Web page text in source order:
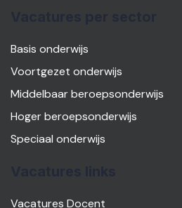
Basis onderwijs
Voortgezet onderwijs
Middelbaar beroepsonderwijs
Hoger beroepsonderwijs
Speciaal onderwijs
Vacatures Docent